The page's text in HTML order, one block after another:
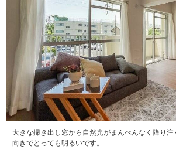
大きな掃き出し窓から自然光がまんべんなく降り
向きでとっても明るいです。